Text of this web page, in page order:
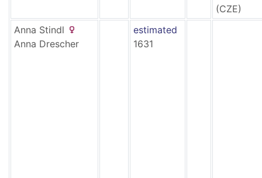
(CZE)
Anna Stindl
Anna Drescher
estimated
1631